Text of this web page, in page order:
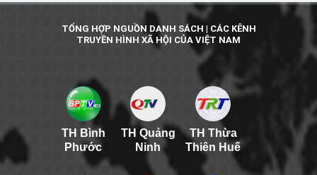
TỔNG HỢP NGUỒN DANH SÁCH | CÁC KÊNH
TRUYỀN HÌNH XÃ HỘI CỦA VIỆT NAM
TH Bình
Phước
TH Quảng
Ninh
TH Thừa
Thiên Huế